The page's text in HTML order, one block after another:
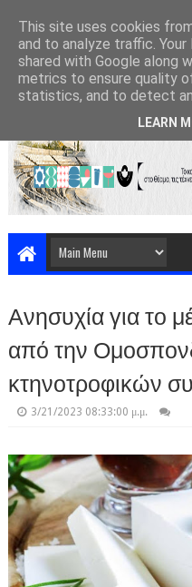
Ανησυχία για το
από την
κτηνοτροφικών
3/21/2023 08:33:00 μ.μ.
This site uses cookies
and to analyze traffic.
shared with Google along
metrics to ensure quality
statistics, and to detect
LEARN